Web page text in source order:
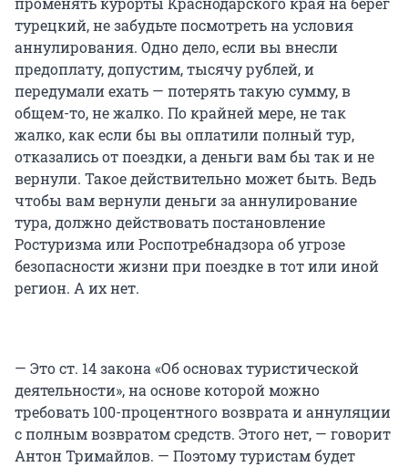
турецкий, не забудьте посмотреть на условия
аннулирования. Одно дело, если вы внесли
предоплату, допустим, тысячу рублей, и
передумали ехать — потерять такую сумму, в
общем-то, не жалко. По крайней мере, не так
жалко, как если бы вы оплатили полный тур,
отказались от поездки, а деньги вам бы так и не
вернули. Такое действительно может быть. Ведь
чтобы вам вернули деньги за аннулирование
тура, должно действовать постановление
Ростуризма или Роспотребнадзора об угрозе
безопасности жизни при поездке в тот или иной
регион. А их нет.
— Это ст. 14 закона «Об основах туристической
деятельности», на основе которой можно
требовать 100-процентного возврата и аннуляции
с полным возвратом средств. Этого нет, — говорит
Антон Тримайлов. — Поэтому туристам будет